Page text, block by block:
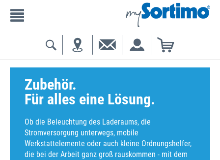
Zubehör.
Für alles eine Lösung.
Ob die Beleuchtung des Laderaums, die
Stromversorgung unterwegs, mobile
Werkstattelemente oder auch kleine Ordnungshelfer,
die bei der Arbeit ganz groß rauskommen - mit dem